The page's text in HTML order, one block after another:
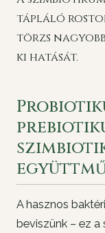
tápláló
törzs
ki hatását.
A hasznos
beviszünk – ez